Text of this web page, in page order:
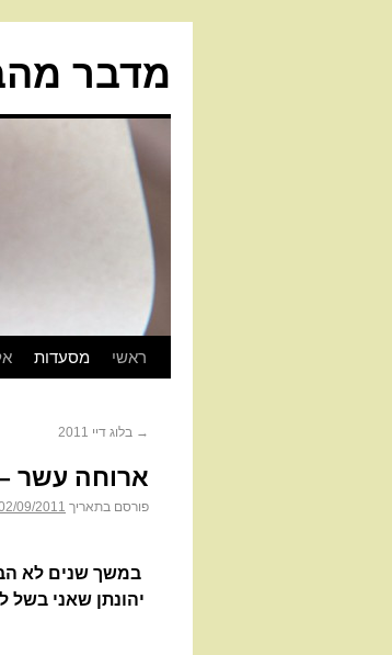
מדבר
ראשי מסעדות
→ בלוג דיי 2011
ארוחה עשר –
פורסם בתאריך 09/2011
יהונתן שאני בשל